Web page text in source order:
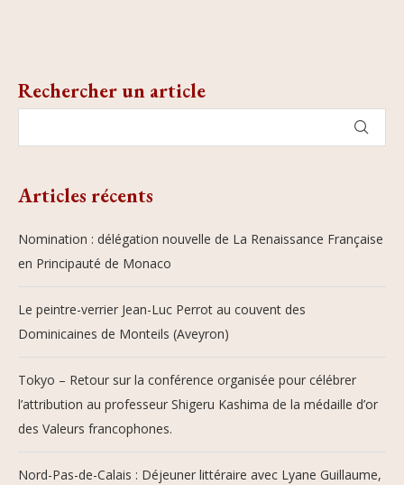
Rechercher un article
Articles récents
Nomination : délégation nouvelle de La Renaissance Française
en Principauté de Monaco
Le peintre-verrier Jean-Luc Perrot au couvent des
Dominicaines de Monteils (Aveyron)
Tokyo – Retour sur la conférence organisée pour célébrer
l’attribution au professeur Shigeru Kashima de la médaille d’or
des Valeurs francophones.
Nord-Pas-de-Calais : Déjeuner littéraire avec Lyane Guillaume,